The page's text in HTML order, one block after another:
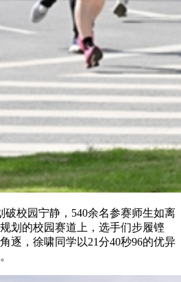
校园宁静，540余名参赛师生如离
划的校园赛道上，选手们步履铿
逐，徐啸同学以21分40秒96的优异